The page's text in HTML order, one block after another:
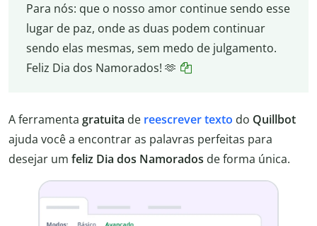
Para nós: que o nosso amor continue sendo esse
lugar de paz, onde as duas podem continuar
sendo elas mesmas, sem medo de julgamento.
Feliz Dia dos Namorados! 🫶
A ferramenta gratuita de reescrevertexto do Quillbot
ajuda você a encontrar as palavras perfeitas para
desejar um feliz Dia dos Namorados de forma única.